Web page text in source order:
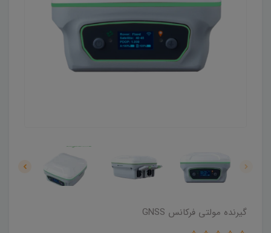
گیرنده مولتی فرکانس GNSS